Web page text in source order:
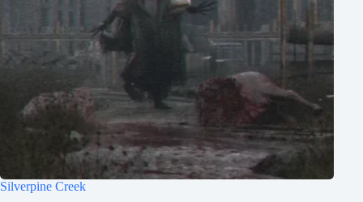
Silverpine Creek